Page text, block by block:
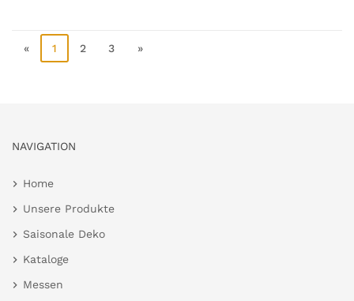
« 1 2 3 »
NAVIGATION
Home
Unsere Produkte
Saisonale Deko
Kataloge
Messen